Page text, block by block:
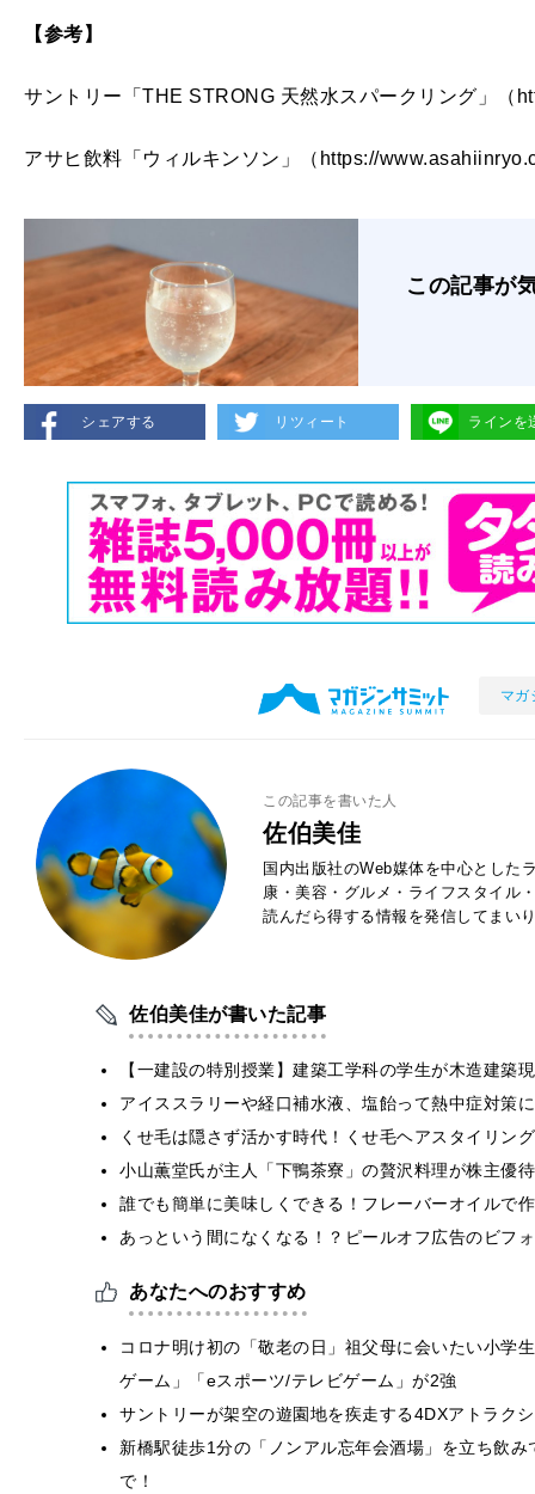
【参考】
サントリー「THE STRONG 天然水スパークリング」（
アサヒ飲料「ウィルキンソン」（https://
この記事が
シェアする リツィート ラインを
マガ
この記事を書いた人
佐伯美佳
国内出版社のWeb媒体を中心とした
康・美容・グルメ・ライフスタイル
読んだら得する情報を発信してまい
佐伯美佳が書いた記事
【一建設の特別授業】建築工学科の学生が木造建
アイススラリーや経口補水液、塩飴って熱中症対策
くせ毛は隠さず活かす時代！くせ毛ヘアスタイリン
小山薫堂氏が主人「下鴨茶寮」の贅沢料理が株主優
誰でも簡単に美味しくできる！フレーバーオイルで
あっという間になくなる！？ピールオフ広告のビフ
あなたへのおすすめ
コロナ明け初の「敬老の日」祖父母に会いたい小学
ゲーム」「eスポーツ/テレビゲーム」が2強
サントリーが架空の遊園地を疾走する4DXアトラク
新橋駅徒歩1分の「ノンアル忘年会酒場」を立ち飲
で！